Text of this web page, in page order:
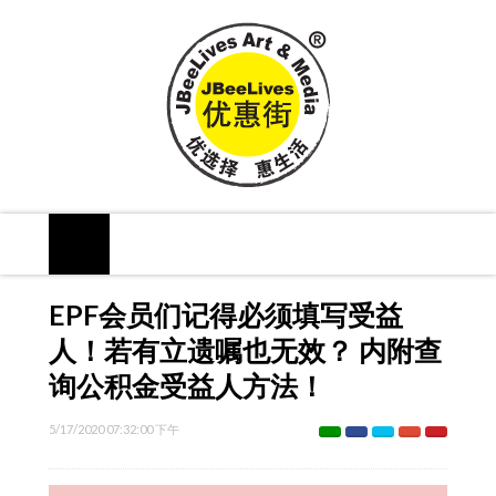
EPF会员们记得必须填写受益
人！若有立遗嘱也无效？ 内附查
询公积金受益人方法！
5/17/2020 07:32:00 下午